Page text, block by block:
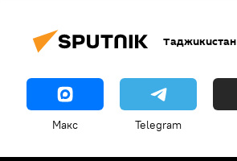
Таджикистан
Макс Telegram